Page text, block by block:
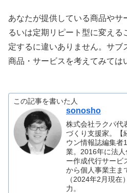
あなたが提供している商品やサ
るいは定期リピート型に変え
定するに違いありません。サブ
商品・サービスを考えてみては
この記事を書いた人
sonosho
株式会社ラクパ代
づくり支援家。【
ウン情報誌編集者
業。2016年に法
ー作成代行サービ
から個人事業主ま
（2024年2月現在
力。